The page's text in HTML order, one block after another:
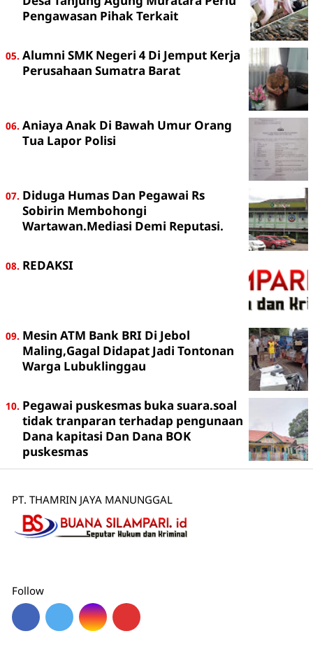
Pengawasan Pihak Terkait
Alumni SMK Negeri 4 Di Jemput Kerja
Perusahaan Sumatra Barat
Aniaya Anak Di Bawah Umur Orang
Tua Lapor Polisi
Diduga Humas Dan Pegawai Rs
Sobirin Membohongi
Wartawan.Mediasi Demi Reputasi.
REDAKSI
Mesin ATM Bank BRI Di Jebol
Maling,Gagal Didapat Jadi Tontonan
Warga Lubuklinggau
Pegawai puskesmas buka suara.soal
tidak tranparan terhadap pengunaan
Dana kapitasi Dan Dana BOK
puskesmas
PT. THAMRIN JAYA MANUNGGAL
Follow